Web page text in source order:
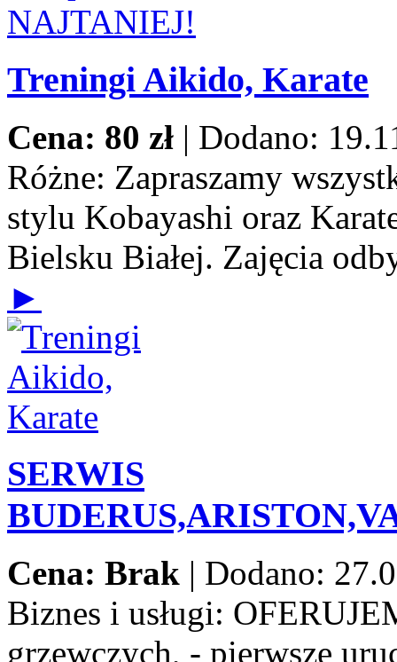
Treningi Aikido, Karate
Cena: 80 zł | Dodano:
Różne: Zapraszamy
stylu Kobayashi oraz
Bielsku Białej. Zajęcia
►
SERWIS
Cena: Brak | Dodano:
Biznes i usługi:
grzewczych, - pierwsze